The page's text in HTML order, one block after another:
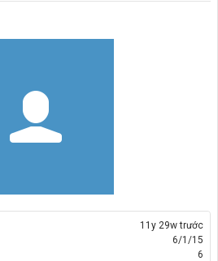
11y 29w trước
6/1/15
6